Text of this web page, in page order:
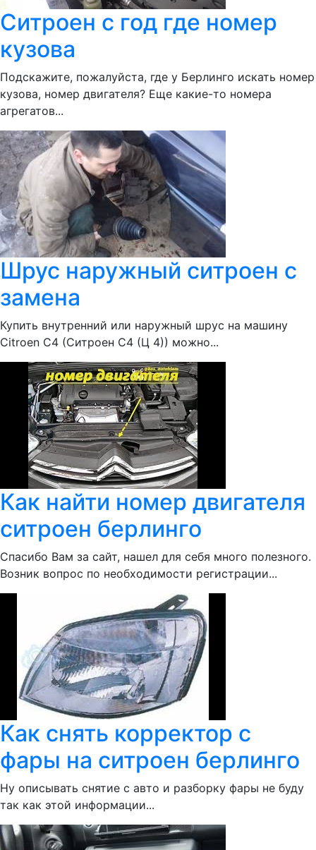
Ситроен с год где номер
кузова
Подскажите, пожалуйста, где у Берлинго искать номер
кузова, номер двигателя? Еще какие-то номера
агрегатов...
Шрус наружный ситроен с
замена
Купить внутренний или наружный шрус на машину
Citroen С4 (Ситроен С4 (Ц 4)) можно...
Как найти номер двигателя
ситроен берлинго
Спасибо Вам за сайт, нашел для себя много полезного.
Возник вопрос по необходимости регистрации...
Как снять корректор с
фары на ситроен берлинго
Ну описывать снятие с авто и разборку фары не буду
так как этой информации...